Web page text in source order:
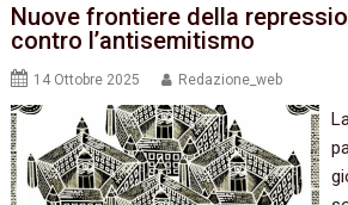
Nuove frontiere della
contro l’antisemitismo
14 Ottobre 2025 Redazione_web